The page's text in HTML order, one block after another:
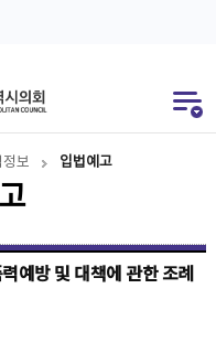
정보 입법예고
예방 및 대책에 관한 조례